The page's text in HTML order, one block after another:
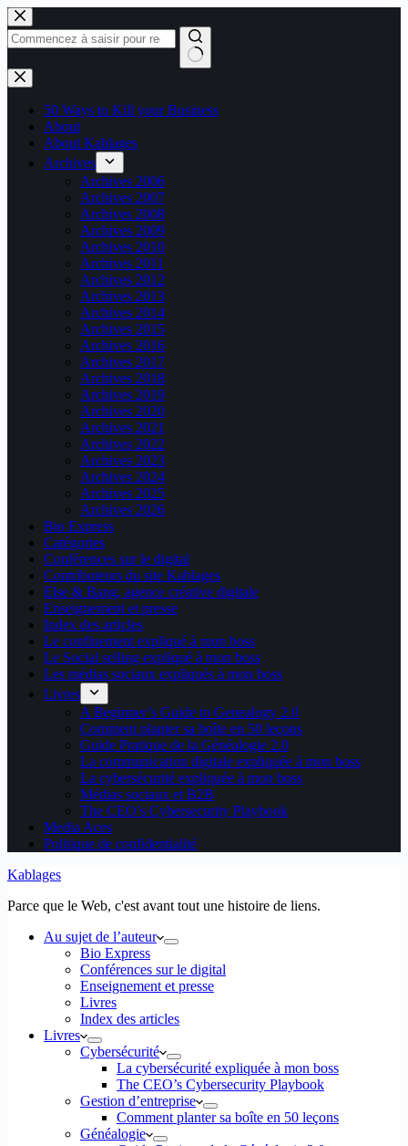
Passer
au
contenu
Aucun
résultat
50 Ways to Kill your Business
About
About Kablages
Archives
Archives 2006
Archives 2007
Archives 2008
Archives 2009
Archives 2010
Archives 2011
Archives 2012
Archives 2013
Archives 2014
Archives 2015
Archives 2016
Archives 2017
Archives 2018
Archives 2019
Archives 2020
Archives 2021
Archives 2022
Archives 2023
Archives 2024
Archives 2025
Archives 2026
Bio Express
Catégories
Conférences sur le digital
Contributeurs du site Kablages
Else & Bang, agence créative digitale
Enseignement et presse
Index des articles
Le confinement expliqué à mon boss
Le Social selling expliqué à mon boss
Les médias sociaux expliqués à mon boss
Livres
A Beginner’s Guide to Genealogy 2.0
Comment planter sa boîte en 50 leçons
Guide Pratique de la Généalogie 2.0
La communication digitale expliquée à mon boss
La cybersécurité expliquée à mon boss
Médias sociaux et B2B
The CEO’s Cybersecurity Playbook
Media Aces
Politique de confidentialité
Kablages
Parce que le Web, c'est avant tout une histoire de liens.
Au sujet de l’auteur
Bio Express
Conférences sur le digital
Enseignement et presse
Livres
Index des articles
Livres
Cybersécurité
La cybersécurité expliquée à mon boss
The CEO’s Cybersecurity Playbook
Gestion d’entreprise
Comment planter sa boîte en 50 leçons
Généalogie